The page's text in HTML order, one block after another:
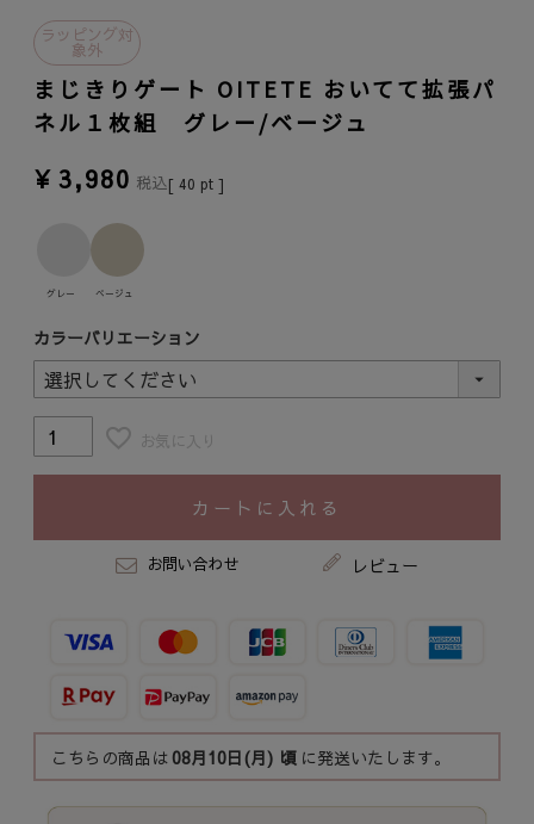
ラッピング対
象外
まじきりゲート OITETE おいてて拡張パ
ネル１枚組 グレー/ベージュ
¥ 3,980 税込[ 40 pt ]
グレー ベージュ
カラーバリエーション
お気に入り
カートに入れる
お問い合わせ レビュー
こちらの商品は08月10日(月) 頃 に発送いたします。